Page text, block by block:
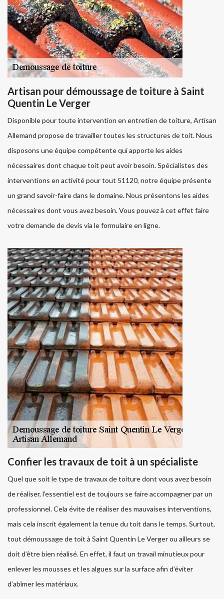
Artisan pour démoussage de toiture à Saint
Quentin Le Verger
Disponible pour toute intervention en entretien de toiture, Artisan
Allemand propose de travailler toutes les structures de toit. Nous
disposons une équipe compétente qui apporte les aides
nécessaires dont chaque toit peut avoir besoin. Spécialistes des
interventions en activité pour tout 51120, notre équipe présente
un grand savoir-faire dans le domaine. Nous présentons les aides
nécessaires dont vous avez besoin. Vous pouvez à cet effet faire
votre demande de devis via le formulaire en ligne.
Confier les travaux de toit à un spécialiste
Quel que soit le type de travaux de toiture dont vous avez besoin
de réaliser, l’essentiel est de toujours se faire accompagner par un
professionnel. Cela évite de réaliser des mauvaises interventions,
mais cela inscrit également la tenue du toit dans le temps. Surtout,
tout démoussage de toit à Saint Quentin Le Verger ou ailleurs se
doit d’être bien réalisé. En effet, il faut un travail minutieux pour
enlever les mousses et les algues sur la surface afin d’éviter
d’abîmer les matériaux.